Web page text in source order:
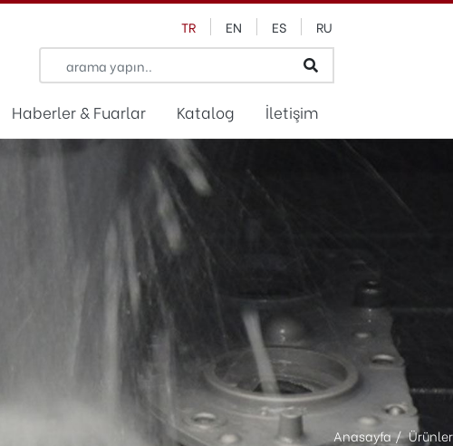
TR EN ES RU
Haberler & Fuarlar Katalog İletişim
Anasayfa Ürünler